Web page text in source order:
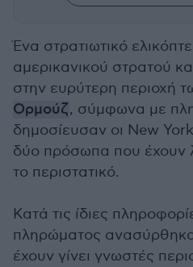
Ένα στρατιωτικό
αμερικανικού στρατού
στην ευρύτερη περιοχή
Ορμούζ, σύμφωνα με
δημοσίευσαν οι New
δύο πρόσωπα που έχουν
το περιστατικό.
Κατά τις ίδιες
πληρώματος
έχουν γίνει γνωστές